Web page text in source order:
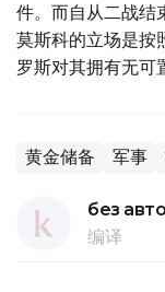
件。而自从二战结
莫斯科的立场是按
罗斯对其拥有无可
黄金储备 军事
без
编译